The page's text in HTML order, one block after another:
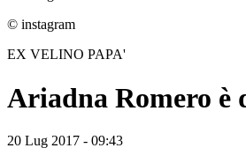
© instagram
EX VELINO PAPA'
Ariadna Romero è
20 Lug 2017 - 09:43